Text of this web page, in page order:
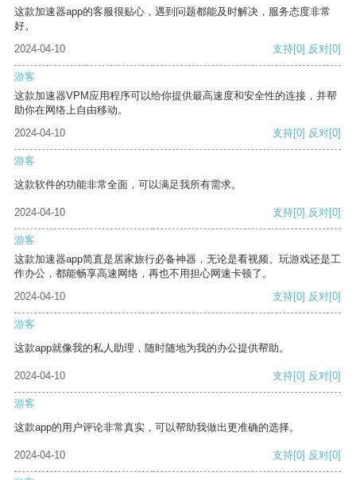
这款加速器app的客服很贴心，遇到问题都能及时解决，服务态度非常
好。
2024-04-10
支持[0] 反对[0]
游客
这款加速器VPM应用程序可以给你提供最高速度和安全性的连接，并帮
助你在网络上自由移动。
2024-04-10
支持[0] 反对[0]
游客
这款软件的功能非常全面，可以满足我所有需求。
2024-04-10 支持[0] 反对[0]
游客
这款加速器app简直是居家旅行必备神器，无论是看视频、玩游戏还是工
作办公，都能畅享高速网络，再也不用担心网速卡顿了。
2024-04-10
支持[0] 反对[0]
游客
这款app就像我的私人助理，随时随地为我的办公提供帮助。
2024-04-10 支持[0] 反对[0]
游客
这款app的用户评论非常真实，可以帮助我做出更准确的选择。
2024-04-10 支持[0] 反对[0]